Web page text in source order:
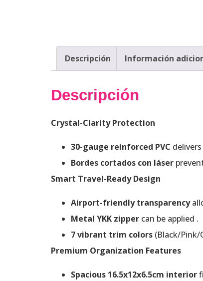
Descripción Información
Descripción
Crystal-Clarity Protection
30-gauge reinforced PVC delivers
Bordes cortados con láser
Smart Travel-Ready Design
Airport-friendly transparency
Metal YKK zipper can be applied .
7 vibrant trim colors (Black/
Premium Organization Features
Spacious 16.5x12x6.5cm interior